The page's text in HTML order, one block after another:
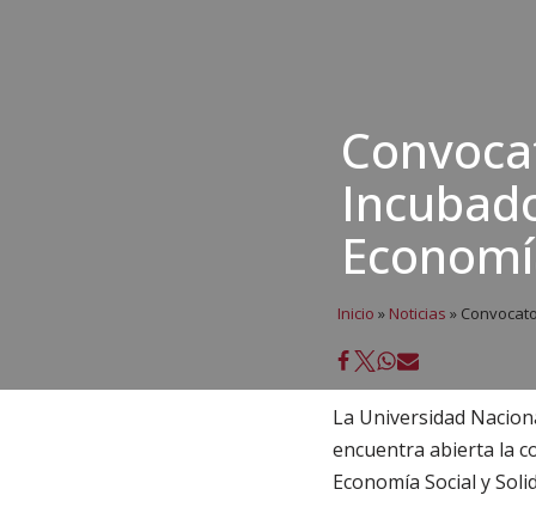
Inicio » Noticias »
La Universidad
encuentra abierta la
Economía Social y